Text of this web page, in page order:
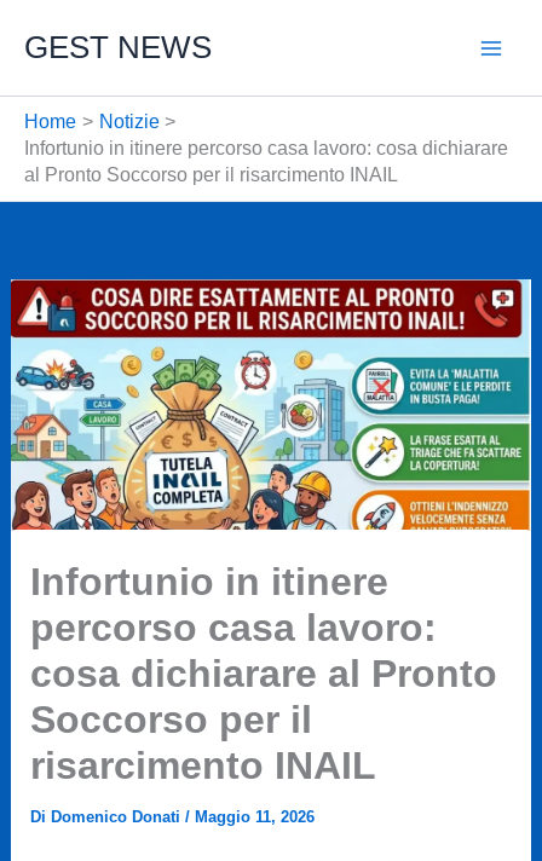
GEST NEWS
Home
Notizie
Infortunio in itinere percorso casa lavoro: cosa dichiarare
al Pronto Soccorso per il risarcimento INAIL
Infortunio in itinere
percorso casa lavoro:
cosa dichiarare al Pronto
Soccorso per il
risarcimento INAIL
Di Domenico Donati / Maggio 11, 2026